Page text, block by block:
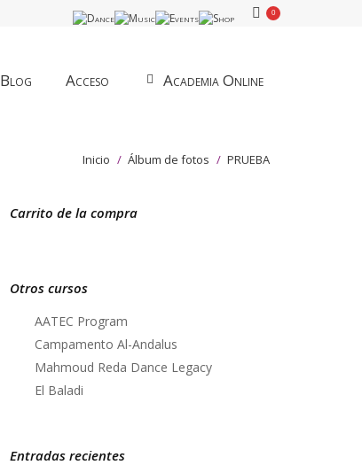
0
Blog Acceso Academia Online
Estás aquí:
Inicio Álbum de fotos PRUEBA
Carrito de la compra
Otros cursos
AATEC Program
Campamento Al-Andalus
Mahmoud Reda Dance Legacy
El Baladi
Entradas recientes